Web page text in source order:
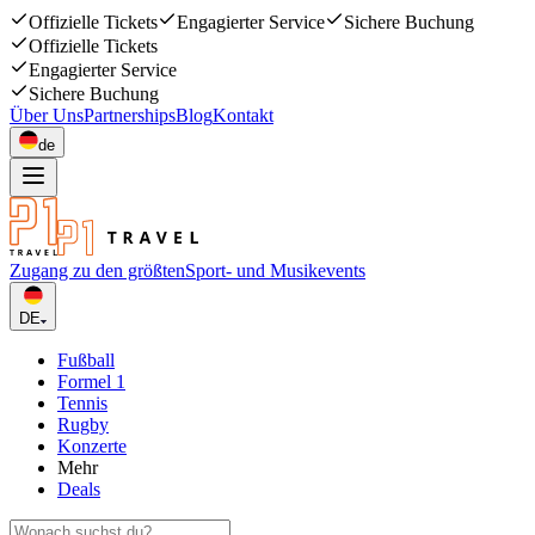
Offizielle Tickets Engagierter Service
Sichere Buchung
Offizielle Tickets
Engagierter Service
Sichere Buchung
Über UnsPartnershipsBlogKontakt
de
Zugang zu den größtenSport- und Musikevents
DE
Fußball
Formel 1
Tennis
Rugby
Konzerte
Mehr
Deals